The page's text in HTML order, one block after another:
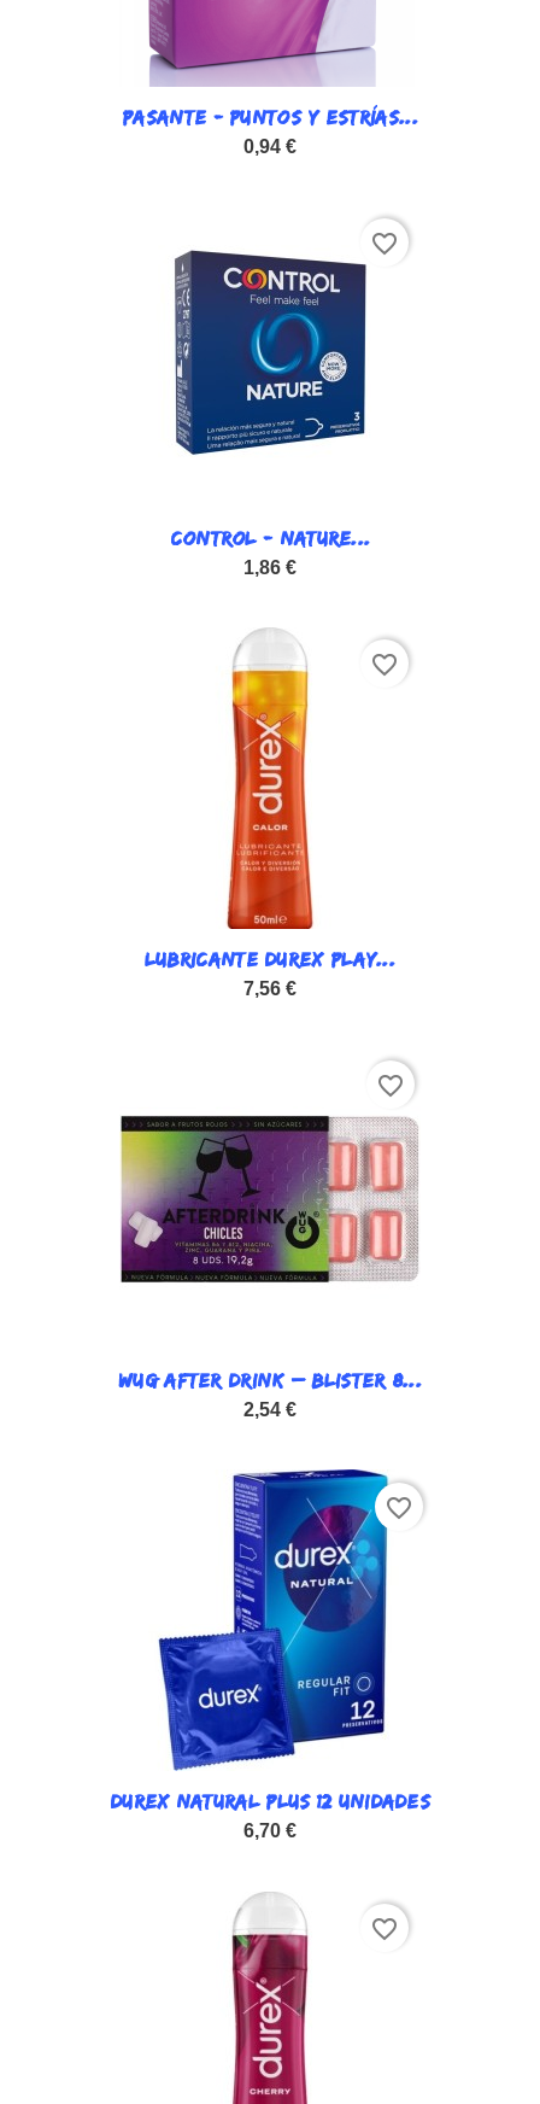
PASANTE - PUNTOS Y ESTRÍAS...
0,94 €
CONTROL - NATURE...
1,86 €
favorite_border
LUBRICANTE DUREX PLAY...
7,56 €
favorite_border
WUG AFTER DRINK – BLISTER 8...
2,54 €
favorite_border
DUREX NATURAL PLUS 12 UNIDADES
6,70 €
favorite_border
favorite_border